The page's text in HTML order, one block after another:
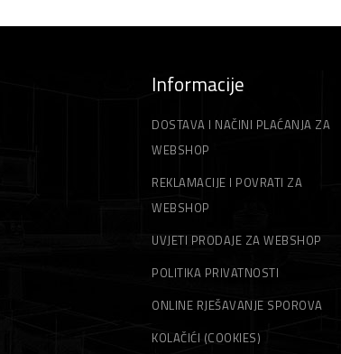
Informacije
DOSTAVA I NAČINI PLAĆANJA ZA
WEBSHOP
REKLAMACIJE I POVRATI ZA
WEBSHOP
UVJETI PRODAJE ZA WEBSHOP
POLITIKA PRIVATNOSTI
ONLINE RJEŠAVANJE SPOROVA
KOLAČIĆI (COOKIES)